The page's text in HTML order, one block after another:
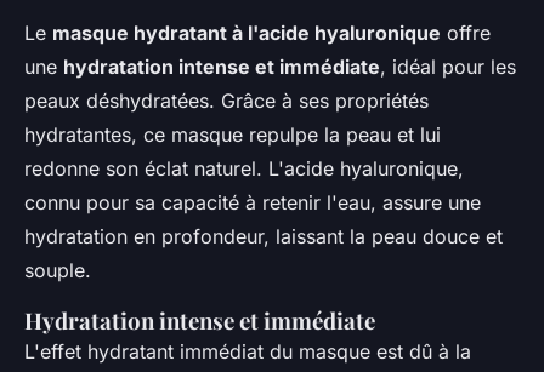
Le masque hydratant à l'acide hyaluronique offre
une hydratation intense et immédiate, idéal pour les
peaux déshydratées. Grâce à ses propriétés
hydratantes, ce masque repulpe la peau et lui
redonne son éclat naturel. L'acide hyaluronique,
connu pour sa capacité à retenir l'eau, assure une
hydratation en profondeur, laissant la peau douce et
souple.
Hydratation intense et immédiate
L'effet hydratant immédiat du masque est dû à la